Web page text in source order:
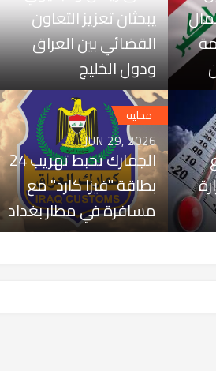
يبحثان تعزيز التعاون
القضائي بين العراق
ودول الخليج
محليه
JUN 29, 2026
الجمارك تحبط تهريب 24
بطاقة "فيزا كارد" مع
مسافرة في مطار بغداد